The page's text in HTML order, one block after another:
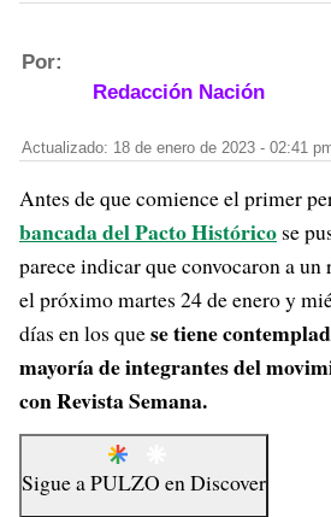
Por:
Redacción Nación
Actualizado: 18 de enero de 2023 - 02:41
Antes de que comience el primer
bancada del Pacto Histórico se
parece indicar que convocaron a
el próximo martes 24 de enero y
días en los quese tiene
mayoría de integrantes del
con Revista Semana.
Sigue aPULZO enDiscover